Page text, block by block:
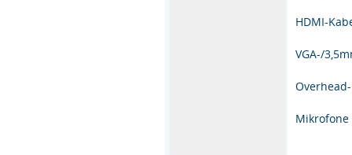
HDMI-
VGA-/
Mikrofone